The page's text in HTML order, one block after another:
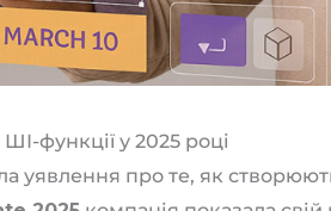
функції у 2025 році
уявлення про те, як